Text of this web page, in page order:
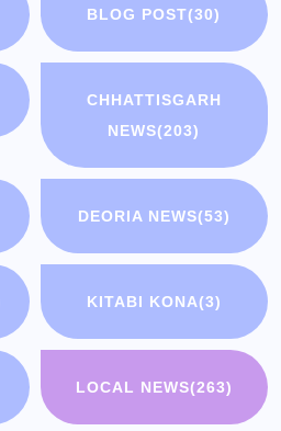
BLOG POST(30)
CHHATTISGARH
NEWS(203)
DEORIA NEWS(53)
KITABI KONA(3)
LOCAL NEWS(263)